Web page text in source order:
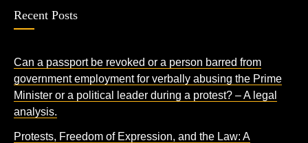
Recent Posts
Can a passport be revoked or a person barred from
government employment for verbally abusing the Prime
Minister or a political leader during a protest? – A legal
analysis.
Protests, Freedom of Expression, and the Law: A